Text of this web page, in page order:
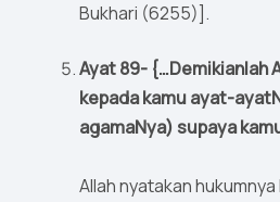
Bukhari (6255)].
Ayat 89- {…Demikianlah
kepada kamu ayat-
agamaNya) supaya
Allah nyatakan